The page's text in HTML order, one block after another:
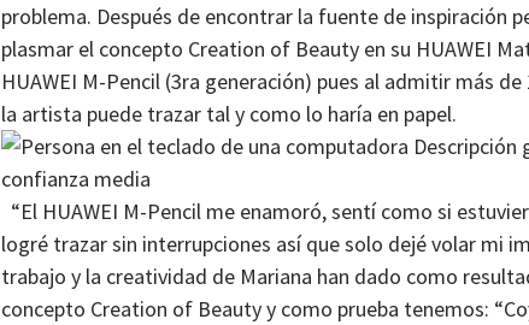
problema. Después de encontrar la fuente de inspiración
plasmar el concepto Creation of Beauty en su HUAWEI
HUAWEI M-Pencil (3ra generación) pues al admitir más
la artista puede trazar tal y como lo haría en papel.
“El HUAWEI M-Pencil me enamoró, sentí como si
logré trazar sin interrupciones así que solo dejé volar mi
trabajo y la creatividad de Mariana han dado como
concepto Creation of Beauty y como prueba tenemos: